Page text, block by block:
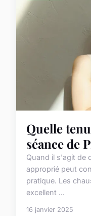
Quelle
séance de
Quand il s'agit de
approprié peut
pratique. Les
excellent ...
16 janvier 2025